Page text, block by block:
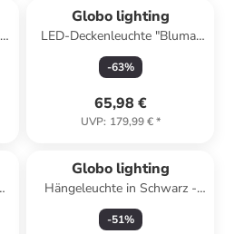
Globo lighting
LED-Deckenleuchte "Bluma"
in Weiß - (H)6,5 x Ø 46 cm
-63%
65,98 €
UVP: 179,99 €*
Globo lighting
Hängeleuchte in Schwarz -
(L)79 x (B)17 x (H)120 cm
-51%